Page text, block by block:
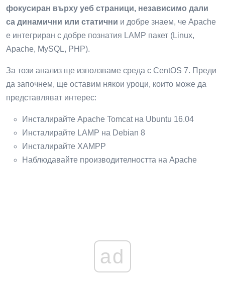
фокусиран върху уеб страници, независимо дали
са динамични или статични и добре знаем, че Apache
е интегриран с добре познатия LAMP пакет (Linux,
Apache, MySQL, PHP).
За този анализ ще използваме среда с CentOS 7. Преди
да започнем, ще оставим някои уроци, които може да
представляват интерес:
Инсталирайте Apache Tomcat на Ubuntu 16.04
Инсталирайте LAMP на Debian 8
Инсталирайте XAMPP
Наблюдавайте производителността на Apache
ad